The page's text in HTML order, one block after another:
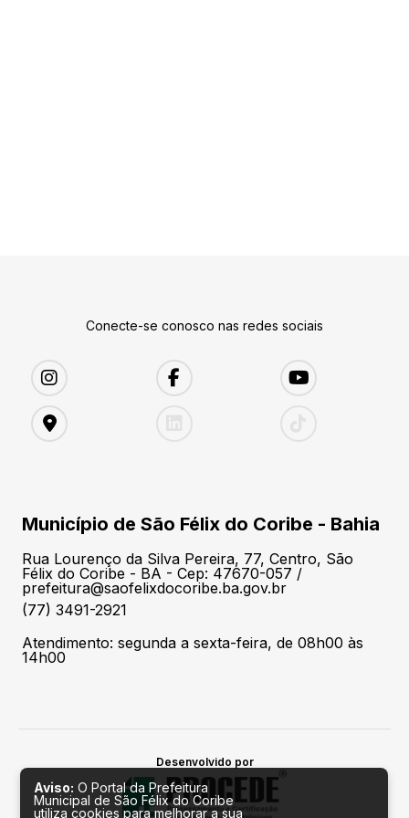
Conecte-se conosco nas redes sociais
Município de São Félix do Coribe - Bahia
Rua Lourenço da Silva Pereira, 77, Centro, São
Félix do Coribe - BA - Cep: 47670-057 /
prefeitura@saofelixdocoribe.ba.gov.br
(77) 3491-2921
Atendimento: segunda a sexta-feira, de 08h00 às
14h00
Desenvolvido por
Aviso: O Portal da Prefeitura
Municipal de São Félix do Coribe
utiliza cookies para melhorar a sua